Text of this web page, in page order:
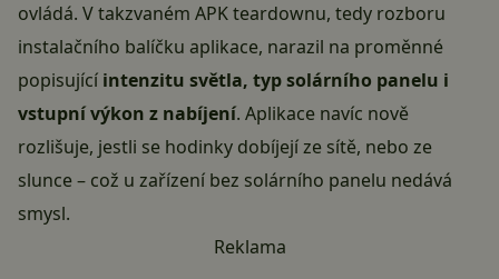
ovládá. V takzvaném APK teardownu, tedy rozboru
instalačního balíčku aplikace, narazil na proměnné
popisující intenzitu světla, typ solárního panelu i
vstupní výkon z nabíjení. Aplikace navíc nově
rozlišuje, jestli se hodinky dobíjejí ze sítě, nebo ze
slunce – což u zařízení bez solárního panelu nedává
smysl.
Reklama